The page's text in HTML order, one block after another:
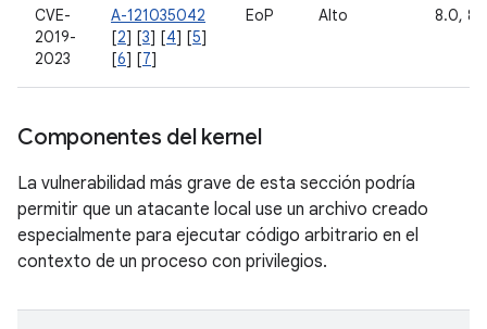
CVE-
2019-
2023
A-121035042
[2] [3] [4] [5]
[6] [7]
EoP Alto 8.0,
Componentes del kernel
La vulnerabilidad más grave de esta sección podría
permitir que un atacante local use un archivo creado
especialmente para ejecutar código arbitrario en el
contexto de un proceso con privilegios.